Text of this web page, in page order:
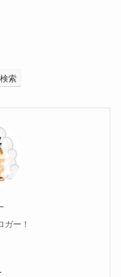
検索
ガー！